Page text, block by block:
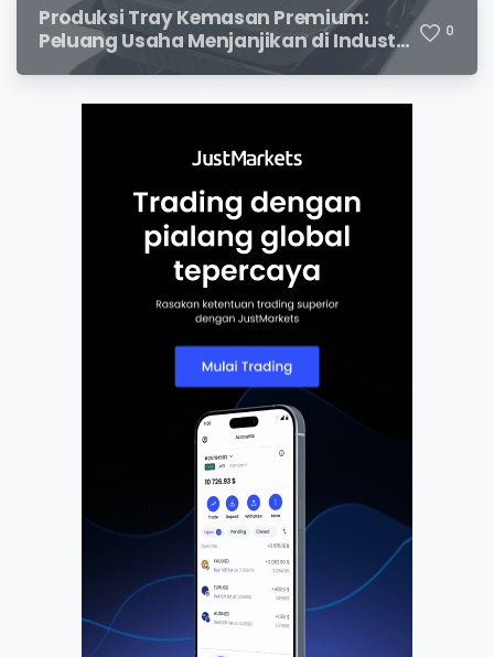
Produksi Tray Kemasan Premium:
Peluang Usaha Menjanjikan di Industri
Packaging Modern
0